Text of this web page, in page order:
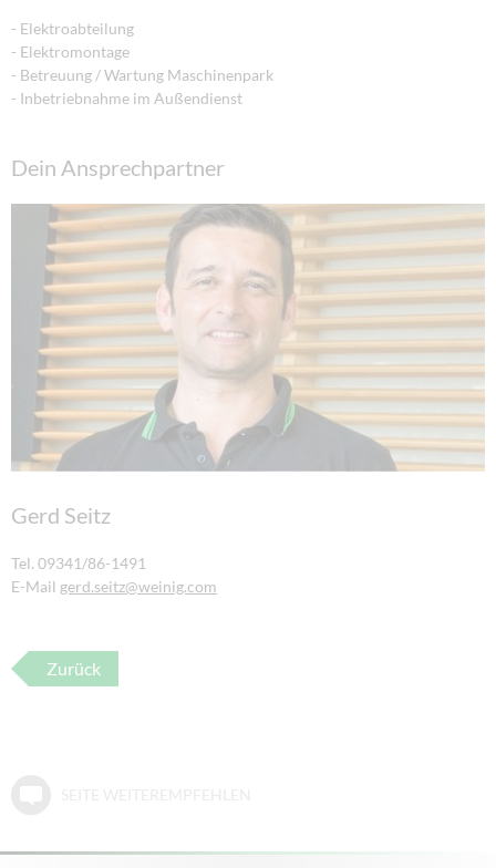
- Elektroabteilung
- Elektromontage
- Betreuung / Wartung Maschinenpark
- Inbetriebnahme im Außendienst
Dein Ansprechpartner
Gerd Seitz
Tel. 09341/86-1491
E-Mail gerd.seitz@weinig.com
Zurück